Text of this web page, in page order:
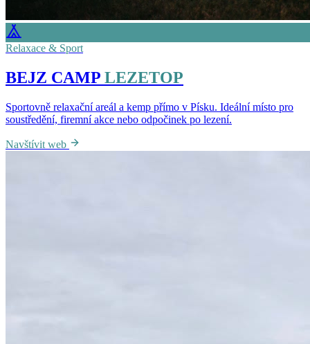
Relaxace & Sport
BEJZ CAMP LEZETOP
Sportovně relaxační areál a kemp přímo v Písku. Ideální místo pro
soustředění, firemní akce nebo odpočinek po lezení.
Navštívit web